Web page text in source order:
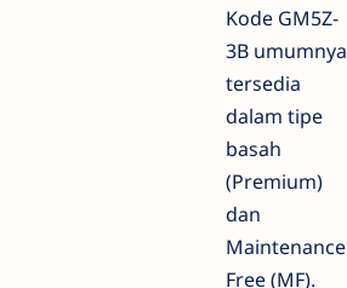
Kode GM5Z-
3B umumnya
tersedia
dalam tipe
basah
(Premium)
dan
Maintenance
Free (MF).